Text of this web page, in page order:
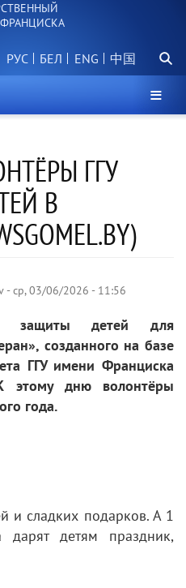
РУС БЕЛ 中国
ГГУ
В
-ср, 03/06/2026 - 11:56
защиты детей для
созданного на базе
ГГУ имени Франциска
этому дню волонтёры
года.
и сладких подарков. А 1
дарят детям праздник,